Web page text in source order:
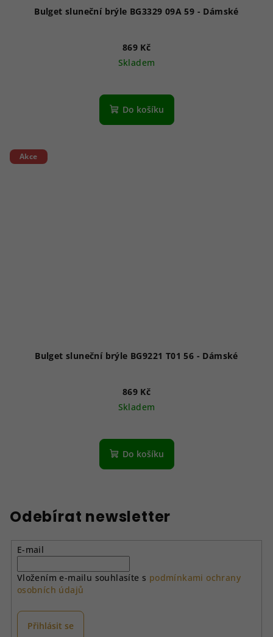
Bulget sluneční brýle BG3329 09A 59 - Dámské
869 Kč
Skladem
Do košíku
Akce
Bulget sluneční brýle BG9221 T01 56 - Dámské
869 Kč
Skladem
Do košíku
Odebírat newsletter
E-mail
Vložením e-mailu souhlasíte s podmínkami ochrany
osobních údajů
Přihlásit se